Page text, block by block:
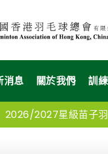
消息 關於我們 訓
2026/2027星級苗子